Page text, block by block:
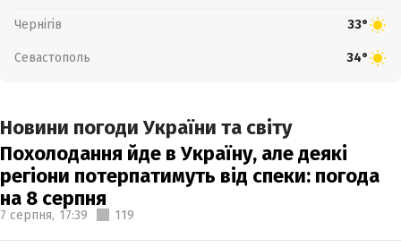
Чернігів 33°
Севастополь 34°
Новини погоди України та світу
Похолодання йде в Україну, але деякі
регіони потерпатимуть від спеки: погода
на 8 серпня
7 серпня, 17:39 119